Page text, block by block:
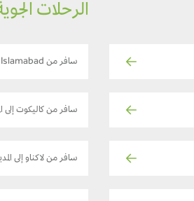
الرحلات
سافر من Islamabad إلى المدينة
سافر من كاليكوت إلى
سافر من لاكناو إلى